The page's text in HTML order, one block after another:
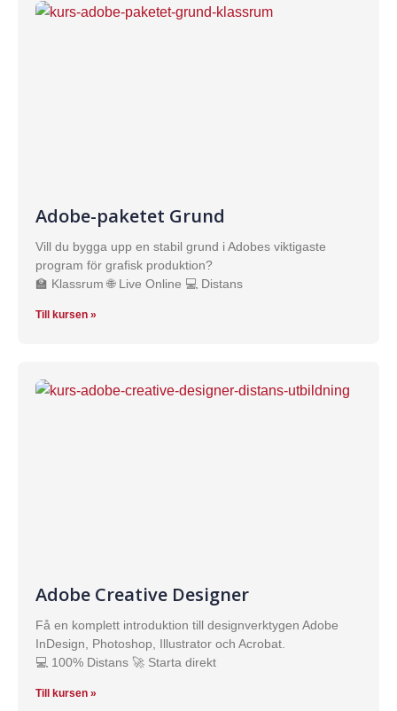
Adobe-paketet Grund
Vill du bygga upp en stabil grund i Adobes viktigaste
program för grafisk produktion?
🏫 Klassrum 🌐 Live Online 💻 Distans
Till kursen »
Adobe Creative Designer
Få en komplett introduktion till designverktygen Adobe
InDesign, Photoshop, Illustrator och Acrobat.
💻 100% Distans 🚀 Starta direkt
Till kursen »